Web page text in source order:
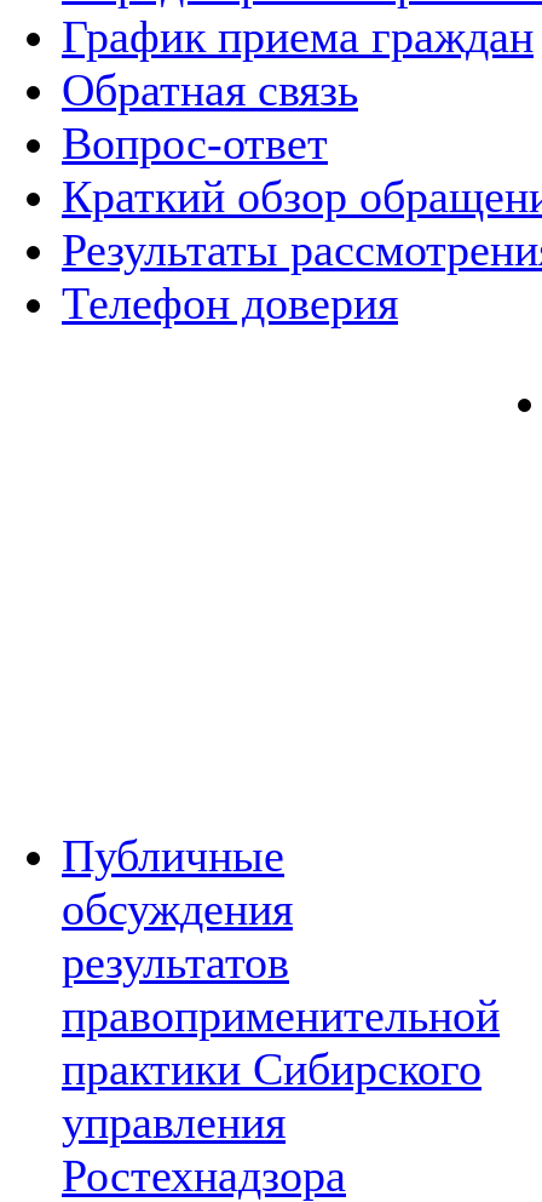
График приема граждан
Обратная связь
Вопрос-ответ
Краткий обзор
Результаты
Телефон доверия
Публичные
обсуждения
результатов
правоприменительной
практики Сибирского
управления
Ростехнадзора